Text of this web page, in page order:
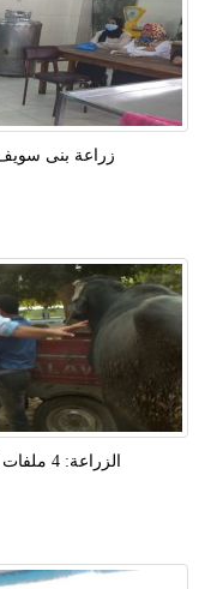
زراعة بنى
الزراعة: 4 ملفات للنهوض بالثروة الحيوانية أبرزها